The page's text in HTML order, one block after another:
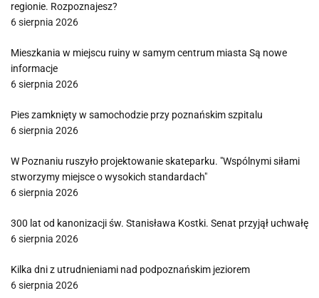
regionie. Rozpoznajesz?
6 sierpnia 2026
Mieszkania w miejscu ruiny w samym centrum miasta Są nowe
informacje
6 sierpnia 2026
Pies zamknięty w samochodzie przy poznańskim szpitalu
6 sierpnia 2026
W Poznaniu ruszyło projektowanie skateparku. "Wspólnymi siłami
stworzymy miejsce o wysokich standardach"
6 sierpnia 2026
300 lat od kanonizacji św. Stanisława Kostki. Senat przyjął uchwałę
6 sierpnia 2026
Kilka dni z utrudnieniami nad podpoznańskim jeziorem
6 sierpnia 2026